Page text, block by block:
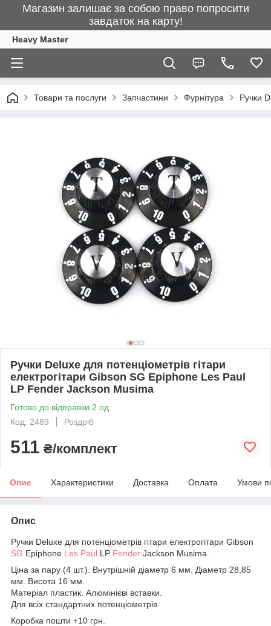
Магазин залишає за собою право попросити
завдаток на карту!
Heavy Master
Товари та послуги Запчастини Фурнітура Ручки
Ручки Deluxe для потенціометрів гітари
електрогітари Gibson SG Epiphone Les Paul
LP Fender Jackson Musima
Готово до відправки 2 од.
Код: 2489
Роздріб
511 ₴/комплект
Опис Характеристики Доставка Оплата Умови
Опис
Ручки Deluxe для потенціометрів гітари електрогітари Gibson
SG Epiphone Les Paul LP Fender Jackson Musima.
Ціна за пару (4 шт.). Внутрішній діаметр 6 мм. Діаметр 28,85
мм. Висота 16 мм.
Матеріал пластик. Алюмінієві вставки.
Для всіх стандартних потенціометрів.
Коробка пошти +10 грн.